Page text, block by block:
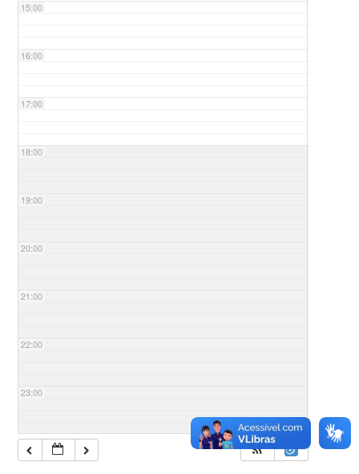
15:00
16:00
17:00
18:00
19:00
20:00
21:00
22:00
23:00